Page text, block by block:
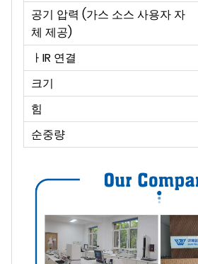
공기 압력 (가스 소스 사용자 자
체 제공)
ㅏ IR 연결
크기
힘
순중량